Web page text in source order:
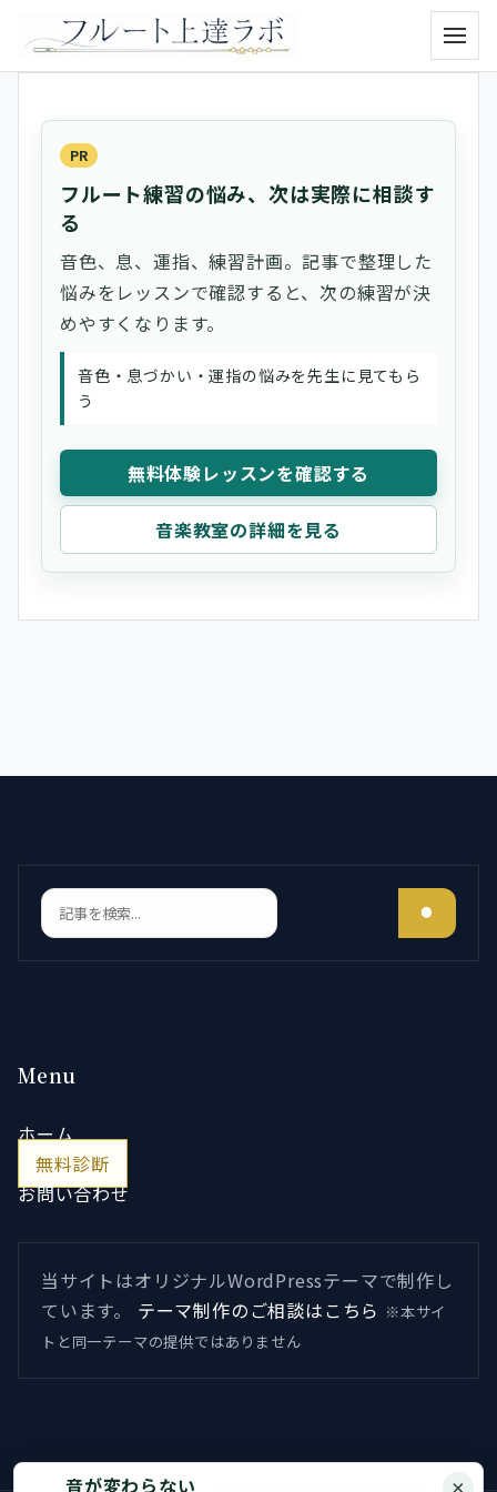
メニ
PR
フルート練習の悩み、次は実際に相談す
る
音色、息、運指、練習計画。記事で整理した
悩みをレッスンで確認すると、次の練習が決
めやすくなります。
音色・息づかい・運指の悩みを先生に見てもら
う
無料体験レッスンを確認する
音楽教室の詳細を見る
検索
Menu
ホーム
無料診断
お問い合わせ
当サイトはオリジナルWordPressテーマで制作し
ています。
テーマ制作のご相談はこちら ※本サイ
トと同一テーマの提供ではありません
音が変わらない